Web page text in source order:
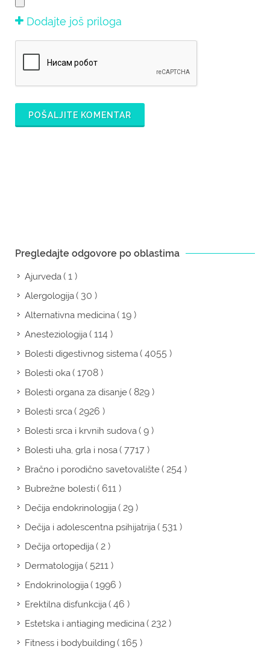
Dodajte još priloga
POŠALJITE KOMENTAR
Pregledajte odgovore po oblastima
Ajurveda( 1 )
Alergologija( 30 )
Alternativna medicina( 19 )
Anesteziologija( 114 )
Bolesti digestivnog sistema( 4055 )
Bolesti oka( 1708 )
Bolesti organa za disanje( 829 )
Bolesti srca( 2926 )
Bolesti srca i krvnih sudova( 9 )
Bolesti uha, grla i nosa( 7717 )
Bračno i porodično savetovalište( 254 )
Bubrežne bolesti( 611 )
Dečija endokrinologija( 29 )
Dečija i adolescentna psihijatrija( 531 )
Dečija ortopedija( 2 )
Dermatologija( 5211 )
Endokrinologija( 1996 )
Erektilna disfunkcija( 46 )
Estetska i antiaging medicina( 232 )
Fitness i bodybuilding( 165 )